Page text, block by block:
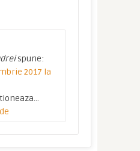
spune:
2017 la